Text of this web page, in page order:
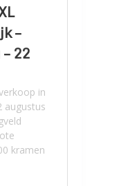
–
22
in
augustus
kramen